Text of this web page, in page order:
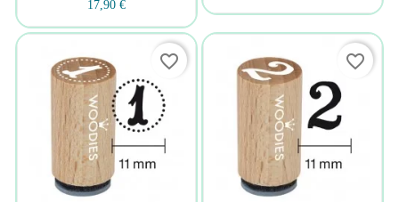
17,90 €
favorite_border favorite_border